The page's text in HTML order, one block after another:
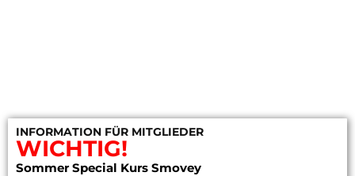
INFORMATION FÜR MITGLIEDER
WICHTIG!
Sommer Special Kurs Smovey